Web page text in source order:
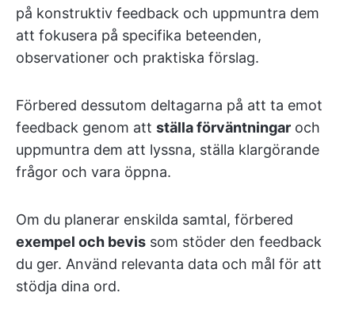
på konstruktiv feedback och uppmuntra dem
att fokusera på specifika beteenden,
observationer och praktiska förslag.
Förbered dessutom deltagarna på att ta emot
feedback genom att ställa förväntningar och
uppmuntra dem att lyssna, ställa klargörande
frågor och vara öppna.
Om du planerar enskilda samtal, förbered
exempel och bevis som stöder den feedback
du ger. Använd relevanta data och mål för att
stödja dina ord.